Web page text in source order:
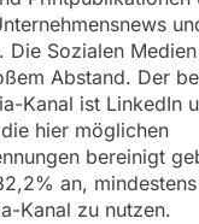
Die Sozialen
Abstand. Der
Kanal ist LinkedIn
hier möglichen
bereinigt
an,
Kanal zu nutzen.